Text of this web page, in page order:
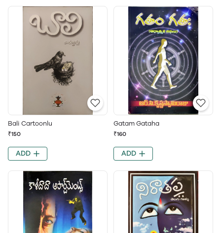
Bali Cartoonlu
₹150
ADD
Gatam Gataha
₹160
ADD